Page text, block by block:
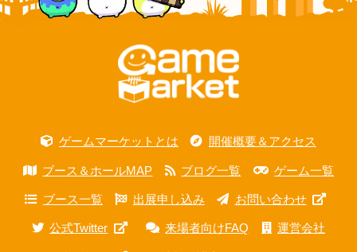
ゲームマーケットとは 開催概要＆アクセス
ブース＆ホールMAP ブログ一覧 ゲーム一覧
ブース一覧 出展申し込み お問い合わせ
公式Twitter 来場者向けFAQ 運営会社